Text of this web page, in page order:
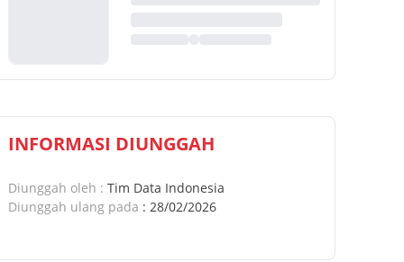
INFORMASI DIUNGGAH
Diunggah oleh : Tim Data Indonesia
Diunggah ulang pada : 28/02/2026